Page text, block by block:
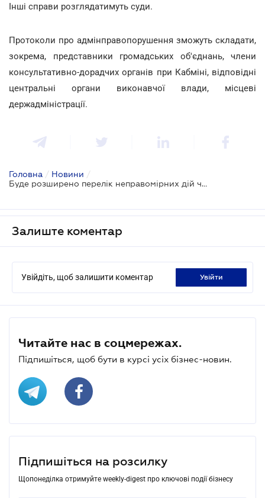
Інші справи розглядатимуть суди.
Протоколи про адмінправопорушення зможуть складати,
зокрема, представники громадських об'єднань, члени
консультативно-дорадчих органів при Кабміні, відповідні
центральні органи виконавчої влади, місцеві
держадміністрації.
Головна / Новини /
Буде розширено перелік неправомірних дій чиновників для притягнення до відповідальності
Залиште коментар
Увійдіть, щоб залишити коментар увійти
Читайте нас в соцмережах.
Підпишіться, щоб бути в курсі усіх бізнес-новин.
Підпишіться на розсилку
Щопонеділка отримуйте weekly-digest про ключові події бізнесу